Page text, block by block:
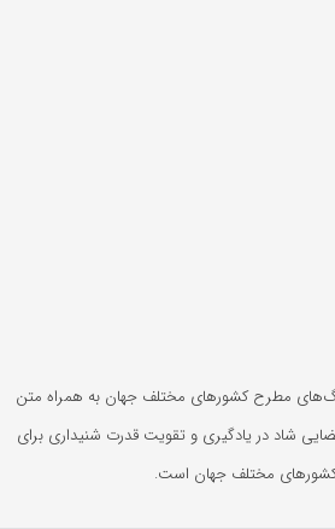
مطرح کشورهای مختلف جهان به همراه متن
شاد در یادگیری و تقویت قدرت شنیداری برای
کشورهای مختلف جهان است.